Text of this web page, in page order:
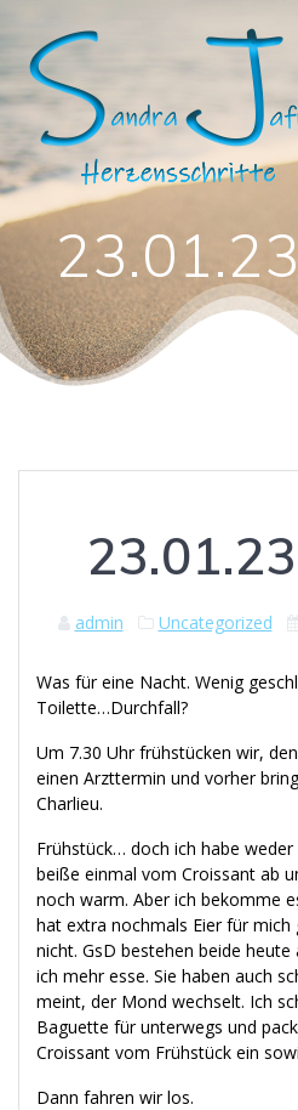
admin Uncategorized
Was für eine Nacht. Wenig
Toilette…Durchfall?
Um 7.30 Uhr frühstücken wir,
einen Arzttermin und vorher
Charlieu.
Frühstück… doch ich habe
beiße einmal vom Croissant ab
noch warm. Aber ich bekomme
hat extra nochmals Eier für mich
nicht. GsD bestehen beide
ich mehr esse. Sie haben auch
meint, der Mond wechselt. Ich
Baguette für unterwegs und
Croissant vom Frühstück ein
Dann fahren wir los.